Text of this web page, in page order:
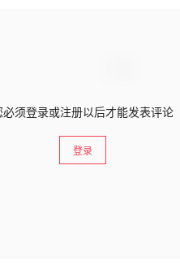
必须登录或注册以后才能发表评论
登录